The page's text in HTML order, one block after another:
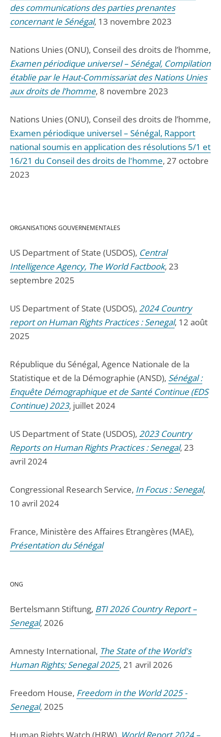
des communications des parties prenantes
concernant le Sénégal, 13 novembre 2023
Nations Unies (ONU), Conseil des droits de l’homme,
Examen périodique universel – Sénégal, Compilation
établie par le Haut-Commissariat des Nations Unies
aux droits de l’homme, 8 novembre 2023
Nations Unies (ONU), Conseil des droits de l’homme,
Examen périodique universel – Sénégal, Rapport
national soumis en application des résolutions 5/1 et
16/21 du Conseil des droits de l'homme, 27 octobre
2023
ORGANISATIONS GOUVERNEMENTALES
US Department of State (USDOS), Central
Intelligence Agency, The World Factbook, 23
septembre 2025
US Department of State (USDOS), 2024 Country
report on Human Rights Practices : Senegal, 12 août
2025
République du Sénégal, Agence Nationale de la
Statistique et de la Démographie (ANSD), Sénégal :
Enquête Démographique et de Santé Continue (EDS
Continue) 2023, juillet 2024
US Department of State (USDOS), 2023 Country
Reports on Human Rights Practices : Senegal, 23
avril 2024
Congressional Research Service, In Focus : Senegal,
10 avril 2024
France, Ministère des Affaires Etrangères (MAE),
Présentation du Sénégal
ONG
Bertelsmann Stiftung, BTI 2026 Country Report –
Senegal, 2026
Amnesty International, The State of the World's
Human Rights; Senegal 2025, 21 avril 2026
Freedom House, Freedom in the World 2025 -
Senegal, 2025